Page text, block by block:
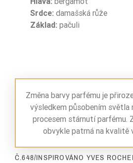
Srdce: damašská růže
Základ: pačuli
Změna barvy parfému je
výsledkem působením světla
procesem stárnutí parfému.
obvykle patrná na kvalitě
Č.648/INSPIROVÁNO YVES